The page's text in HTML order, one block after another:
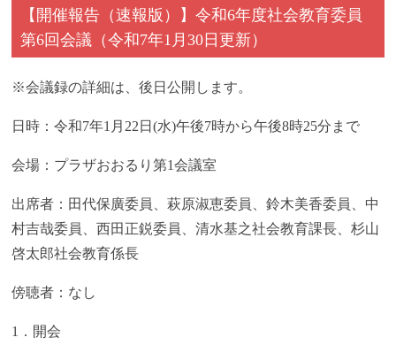
【開催報告（速報版）】令和6年度社会教育委員
第6回会議（令和7年1月30日更新）
※会議録の詳細は、後日公開します。
日時：令和7年1月22日(水)午後7時から午後8時25分まで
会場：プラザおおるり第1会議室
出席者：田代保廣委員、萩原淑恵委員、鈴木美香委員、中
村吉哉委員、西田正鋭委員、清水基之社会教育課長、杉山
啓太郎社会教育係長
傍聴者：なし
1．開会